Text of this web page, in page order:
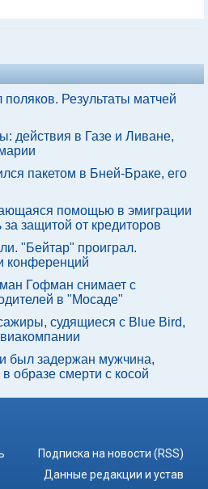
Результаты матчей
действия в Газе и Ливане,
пакетом в Бней-Браке, его
помощью в эмиграции
за защитой от кредиторов
"Бейтар" проиграл.
конференций
Гофман снимает с
в "Мосаде"
судящиеся с Blue Bird,
был задержан мужчина,
образе смерти с косой
Подписка на новости (RSS)
Данные редакции и устав